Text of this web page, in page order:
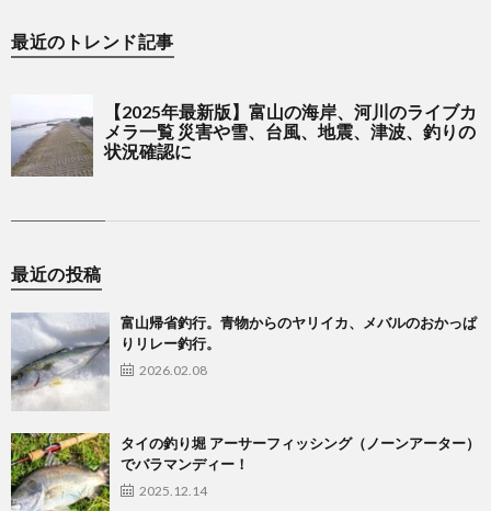
最近のトレンド記事
最近の投稿
富山帰省釣行。青物からのヤリイカ、メバルのおかっぱ
りリレー釣行。
2026.02.08
タイの釣り堀 アーサーフィッシング（ノーンアーター）
でバラマンディー！
2025.12.14